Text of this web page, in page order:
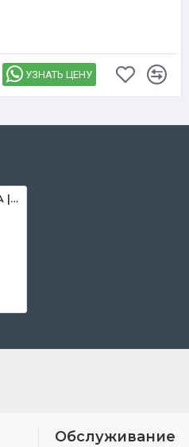
УЗНАТЬ ЦЕНУ
APC Smart UPS RT | 10 kVA | 230 V | SRTG10KXLI
Обслуживание